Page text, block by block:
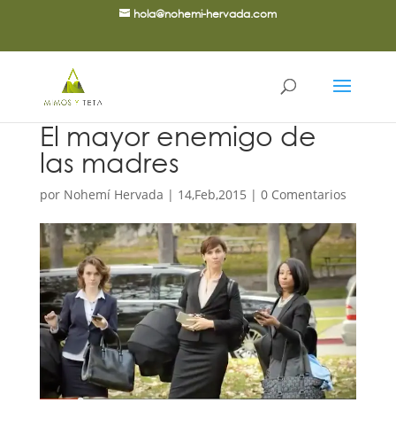
hola@nohemi-hervada.com
El mayor enemigo de
las madres
por Nohemí Hervada | 14,Feb,2015 | 0 Comentarios